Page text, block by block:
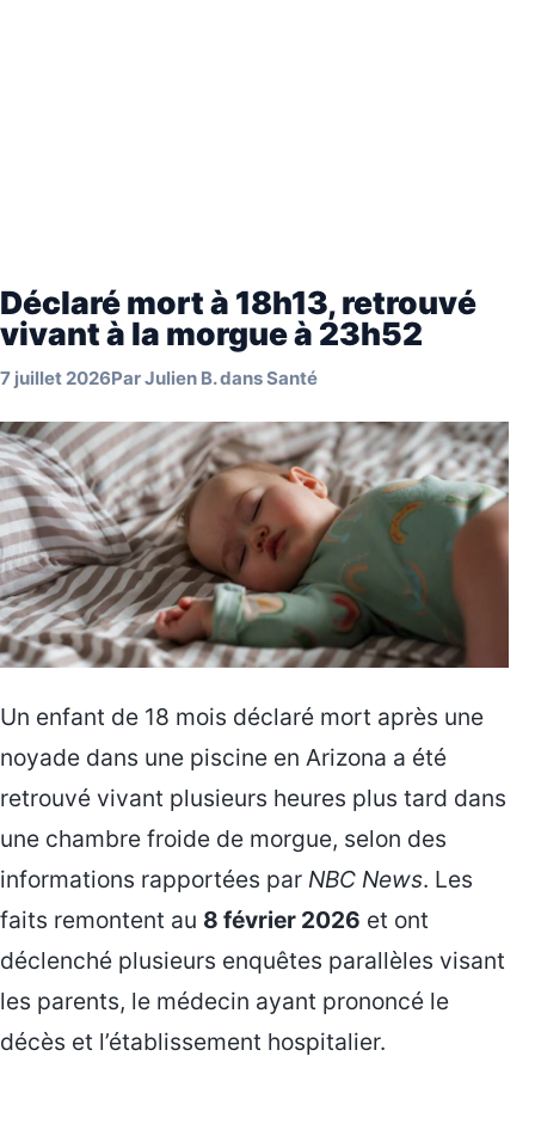
Déclaré mort à 18h13, retrouvé
vivant à la morgue à 23h52
7 juillet 2026ParJulien B.dansSanté
Un enfant de 18 mois déclaré mort après une
noyade dans une piscine en Arizona a été
retrouvé vivant plusieurs heures plus tard dans
une chambre froide de morgue, selon des
informations rapportées par NBC News. Les
faits remontent au 8 février 2026 et ont
déclenché plusieurs enquêtes parallèles visant
les parents, le médecin ayant prononcé le
décès et l’établissement hospitalier.